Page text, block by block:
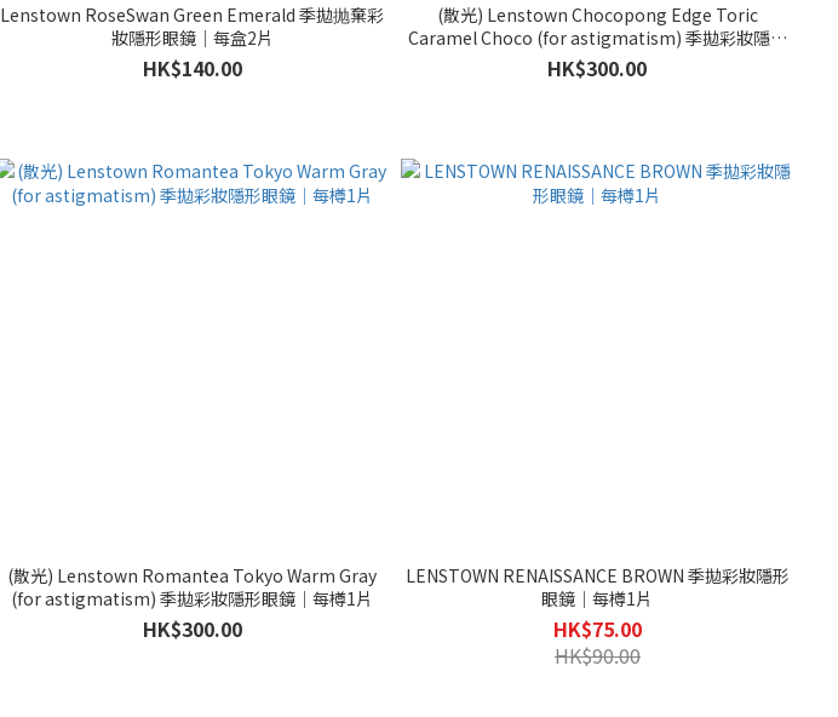
Lenstown RoseSwan Green Emerald 季拋抛棄彩
妝隱形眼鏡｜每盒2片
HK$140.00
(散光) Lenstown Chocopong Edge Toric
Caramel Choco (for astigmatism) 季拋彩妝隱形
眼鏡｜每樽1片
HK$300.00
(散光) Lenstown Romantea Tokyo Warm Gray
(for astigmatism) 季拋彩妝隱形眼鏡｜每樽1片
HK$300.00
LENSTOWN RENAISSANCE BROWN 季拋彩妝隱形
眼鏡｜每樽1片
HK$75.00
HK$90.00